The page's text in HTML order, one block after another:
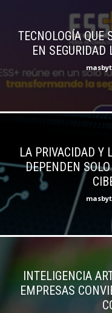
TECNOLOGÍA QUE
EN
LA PRIVACIDAD Y
DEPENDEN
INTELIGENCIA
EMPRESAS